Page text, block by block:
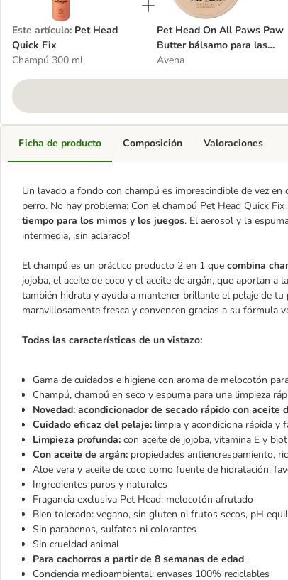
Este artículo: Pet Head
Quick Fix
Champú 300 ml
Pet Head On All Paws Paw
Butter bálsamo para las
almohadillas
Avena
Ficha de producto
Un lavado a fondo con champú es imprescindible de vez
perro. No hay problema: Con el champú Pet Head Quick
tiempo para los mimos y los juegos. El aerosol y la
intermedia, ¡sin aclarado!
El champú es un práctico producto 2 en 1 que combina
jojoba, el aceite de coco y el aceite de argán, que aportan
también hidrata y ayuda a mantener brillante el pelaje de
maravillosamente fresca y convencen gracias a su fórmula
Todas las características de un vistazo:
Gama de cuidados e higiene con aroma de melocotón
Champú, champú en seco y espuma para una limpieza
Novedad: acondicionador de secado rápido con aceite
Cuidado eficaz del pelaje: limpia y acondiciona rápida y
Limpieza profunda: con aceite de jojoba, vitamina E y
Con aceite de argán: propiedades antiencrespamiento,
Aloe vera y aceite de coco como fuente de hidratación:
Ingredientes puros y naturales
Fragancia exclusiva Pet Head: melocotón afrutado
Bien tolerado: vegano, sin gluten ni frutos secos, pH
Sin parabenos, sulfatos ni colorantes
Sin crueldad animal
Para cachorros a partir de 8 semanas de edad.
Conciencia medioambiental: envases 100% reciclables
Composición Valoraciones